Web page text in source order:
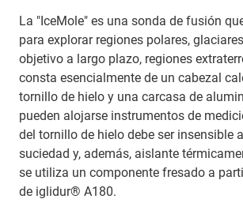
La "IceMole" es una sonda de fusión
para explorar regiones polares,
objetivo a largo plazo, regiones
consta esencialmente de un cabezal
tornillo de hielo y una carcasa de
pueden alojarse instrumentos de
del tornillo de hielo debe ser insensible
suciedad y, además, aislante
se utiliza un componente fresado a
de iglidur® A180.